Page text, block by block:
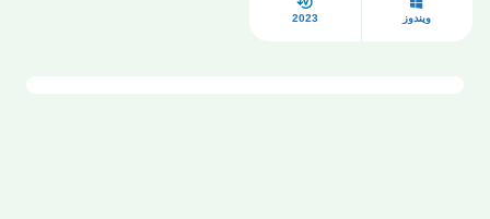
ويندوز 2023